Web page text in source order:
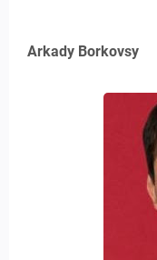
Arkady Borkovsy